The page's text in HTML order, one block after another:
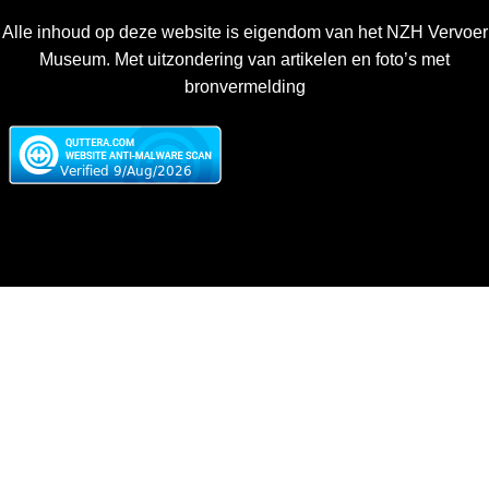
Alle inhoud op deze website is eigendom van het NZH Vervoer
Museum. Met uitzondering van artikelen en foto’s met
bronvermelding